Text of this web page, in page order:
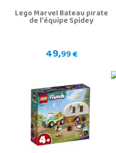
Lego Marvel Bateau pirate
de l'équipe Spidey
49,99 €